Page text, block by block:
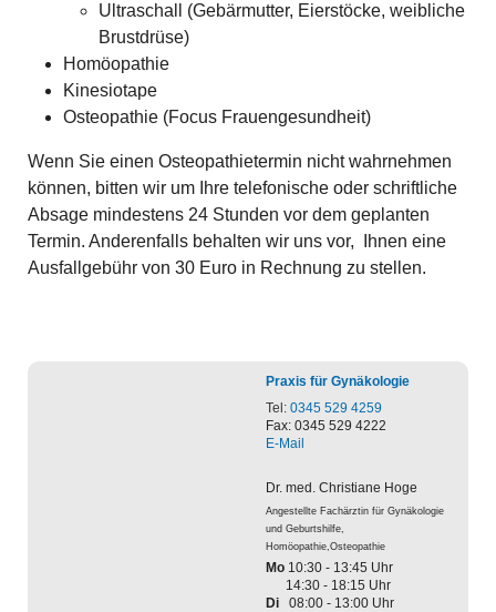
Ultraschall (Gebärmutter, Eierstöcke, weibliche
Brustdrüse)
Homöopathie
Kinesiotape
Osteopathie (Focus Frauengesundheit)
Wenn Sie einen Osteopathietermin nicht wahrnehmen
können, bitten wir um Ihre telefonische oder schriftliche
Absage mindestens 24 Stunden vor dem geplanten
Termin. Anderenfalls behalten wir uns vor, Ihnen eine
Ausfallgebühr von 30 Euro in Rechnung zu stellen.
Praxis für Gynäkologie
Tel: 0345 529 4259
Fax: 0345 529 4222
E-Mail
Dr. med. Christiane Hoge
Angestellte Fachärztin für Gynäkologie
und Geburtshilfe,
Homöopathie,Osteopathie
Mo 10:30 - 13:45 Uhr
14:30 - 18:15 Uhr
Di 08:00 - 13:00 Uhr